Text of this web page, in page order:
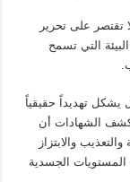
تقتصر على تحرير
التي تسمح
تهديداً حقيقياً
الشهادات أن
والابتزاز
المستويات الجسدية